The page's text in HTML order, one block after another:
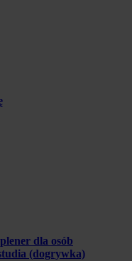
dla osób
(dogrywka)